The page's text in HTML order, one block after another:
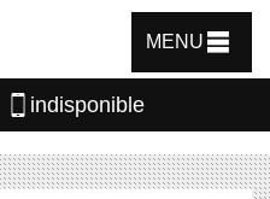
MENU
indisponible